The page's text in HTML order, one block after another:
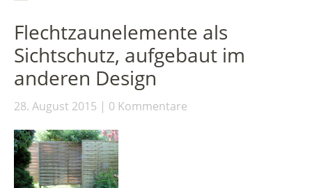
Flechtzaunelemente als
Sichtschutz, aufgebaut im
anderen Design
28. August 2015 0 Kommentare